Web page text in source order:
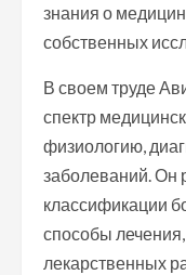
знания о
собственных
В своем труде
спектр
физиологию,
заболеваний. Он
классификации
способы
лекарственных